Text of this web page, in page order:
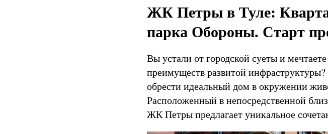
ЖК Петры в Туле:
парка Обороны. Старт
Вы устали от городской суеты и
преимуществ развитой
обрести идеальный дом в окружении
Расположенный в непосредственной
ЖК Петры предлагает уникальное